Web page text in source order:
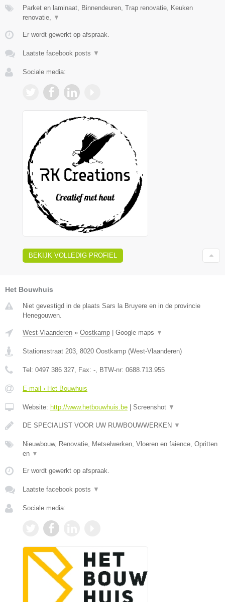
Parket en laminaat, Binnendeuren, Trap renovatie, Keuken
renovatie, ▼
Er wordt gewerkt op afspraak.
Laatste facebook posts ▼
Sociale media:
BEKIJK VOLLEDIG PROFIEL
Het Bouwhuis
Niet gevestigd in de plaats Sars la Bruyere en in de provincie
Henegouwen.
West-Vlaanderen » Oostkamp Google maps ▼
Stationsstraat 203, 8020 Oostkamp (West-Vlaanderen)
Tel: 0497 386 327, Fax: -, BTW-nr: 0688.713.955
E-mail › Het Bouwhuis
Website: http://www.hetbouwhuis.be Screenshot ▼
DE SPECIALIST VOOR UW RUWBOUWWERKEN ▼
Nieuwbouw, Renovatie, Metselwerken, Vloeren en faience, Opritten
en ▼
Er wordt gewerkt op afspraak.
Laatste facebook posts ▼
Sociale media: